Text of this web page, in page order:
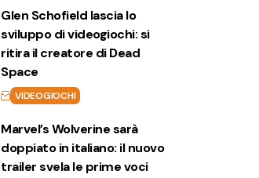
Glen Schofield lascia lo
sviluppo di videogiochi: si
ritira il creatore di Dead
Space
VIDEOGIOCHI
Marvel’s Wolverine sarà
doppiato in italiano: il nuovo
trailer svela le prime voci